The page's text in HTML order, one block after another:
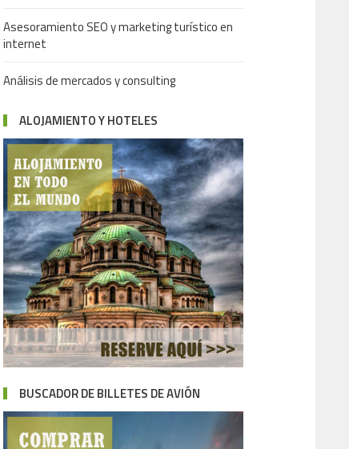
Asesoramiento SEO y marketing turístico en
internet
Análisis de mercados y consulting
ALOJAMIENTO Y HOTELES
BUSCADOR DE BILLETES DE AVIÓN